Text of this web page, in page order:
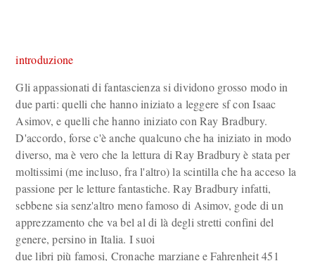
introduzione
Gli appassionati di fantascienza si dividono grosso modo in
due parti: quelli che hanno iniziato a leggere sf con Isaac
Asimov, e quelli che hanno iniziato con Ray Bradbury.
D'accordo, forse c'è anche qualcuno che ha iniziato in modo
diverso, ma è vero che la lettura di Ray Bradbury è stata per
moltissimi (me incluso, fra l'altro) la scintilla che ha acceso la
passione per le letture fantastiche. Ray Bradbury infatti,
sebbene sia senz'altro meno famoso di Asimov, gode di un
apprezzamento che va bel al di là degli stretti confini del
genere, persino in Italia. I suoi
due libri più famosi, Cronache marziane e Fahrenheit 451